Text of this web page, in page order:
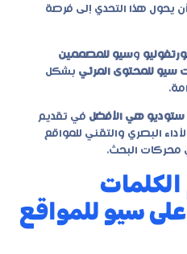
يحول هذا التحدي إلى فرصة
وسيو للمصممين
سيو للمحتوى المرئي بشكل
ستوديو هي الأفضل في تقديم
البصري والتقني للمواقع
محركات البحث.
على سيو للمواقع